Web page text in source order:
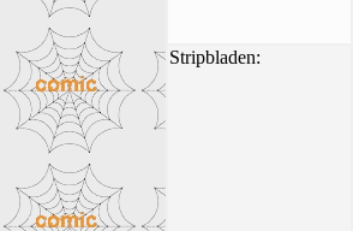
Stripbladen: